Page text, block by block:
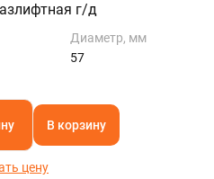
г/д
Диаметр, мм
57
В корзину
цену